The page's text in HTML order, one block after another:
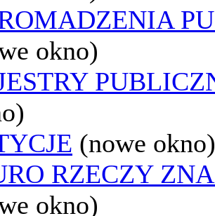
okno)
(nowe okno)
RZECZY
okno)